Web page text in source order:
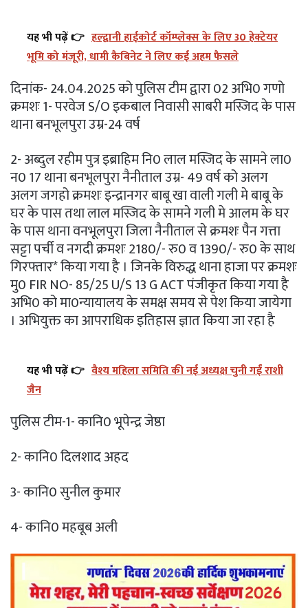
यह भी पढ़ें 👉 हल्द्वानी हाईकोर्ट कॉम्प्लेक्स के लिए 30 हेक्टेयर
भूमि को मंजूरी, धामी कैबिनेट ने लिए कई अहम फैसले
दिनांक- 24.04.2025 को पुलिस टीम द्वारा 02 अभि0 गणो
क्रमशः 1- परवेज S/O इकबाल निवासी साबरी मस्जिद के पास
थाना बनभूलपुरा उम्र-24 वर्ष
2- अब्दुल रहीम पुत्र इब्राहिम नि0 लाल मस्जिद के सामने ला0
न0 17 थाना बनभूलपुरा नैनीताल उम्र- 49 वर्ष को अलग
अलग जगहो क्रमशः इन्द्रानगर बाबू खा वाली गली मे बाबू के
घर के पास तथा लाल मस्जिद के सामने गली मे आलम के घर
के पास थाना वनभूलपुरा जिला नैनीताल से क्रमशः पैन गत्ता
सट्टा पर्ची व नगदी क्रमशः 2180/- रु0 व 1390/- रु0 के साथ
गिरफ्तार* किया गया है । जिनके विरुद्ध थाना हाजा पर क्रमशः
मु0 FIR NO- 85/25 U/S 13 G ACT पंजीकृत किया गया है
अभि0 को मा0न्यायालय के समक्ष समय से पेश किया जायेगा
। अभियुक्त का आपराधिक इतिहास ज्ञात किया जा रहा है
यह भी पढ़ें 👉 वैश्य महिला समिति की नई अध्यक्ष चुनी गईं राशी
जैन
पुलिस टीम-1- कानि0 भूपेन्द्र जेष्ठा
2- कानि0 दिलशाद अहद
3- कानि0 सुनील कुमार
4- कानि0 महबूब अली